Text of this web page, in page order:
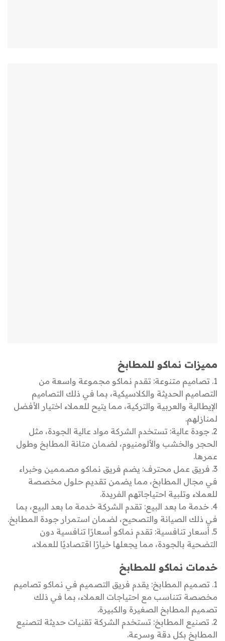
مميزات نماكو للمطابخ
1. تصاميم متنوعة: تقدم نماكو مجموعة واسعة من
التصاميم الحديثة والكلاسيكية، بما في ذلك التصاميم
الإيطالية والعربية والتركية، مما يتيح للعملاء اختيار الأفضل
لمنازلهم.
2. جودة عالية: تستخدم الشركة مواد عالية الجودة، مثل
الحجر والخشب والألومنيوم، لضمان متانة المطابخ وطول
عمرها.
3. فريق عمل محترف: يضم فريق نماكو مصممين وخبراء
في مجال المطابخ، مما يضمن تقديم حلول مخصصة
للعملاء وتلبية احتياجاتهم الفريدة.
4. خدمة ما بعد البيع: تقدم الشركة خدمة ما بعد البيع، بما
في ذلك الصيانة والتصحيح، لضمان استمرار جودة المطابخ.
5. أسعار تنافسية: تقدم نماكو أسعارًا تنافسية دون
التضحية بالجودة، مما يجعلها خيارًا اقتصاديًا للعملاء.
خدمات نماكو للمطابخ
1. تصميم المطابخ: يقدم فريق التصميم في نماكو تصاميم
مخصصة تتناسب مع احتياجات العملاء، بما في ذلك
تصميم المطابخ الصغيرة والكبيرة.
2. تصنيع المطابخ: تستخدم الشركة تقنيات حديثة لتصنيع
المطابخ بكل دقة وسرعة.